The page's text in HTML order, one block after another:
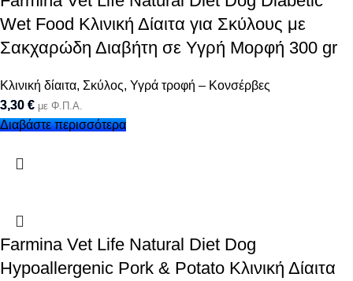
Wet Food Κλινική Δίαιτα για Σκύλους με
Σακχαρώδη Διαβήτη σε Υγρή Μορφή 300 gr
Κλινική δίαιτα, Σκύλος, Υγρά τροφή – Κονσέρβες
3,30 € με Φ.Π.Α.
Διαβάστε περισσότερα
Farmina Vet Life Natural Diet Dog
Hypoallergenic Pork & Potato Κλινική Δίαιτα